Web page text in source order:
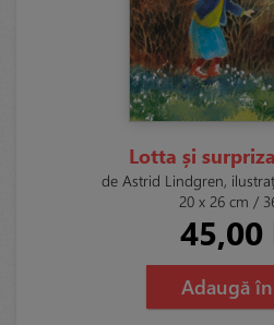
Lotta și
de Astrid Lindgren,
20 x 26 cm /
45,00
Adaugă